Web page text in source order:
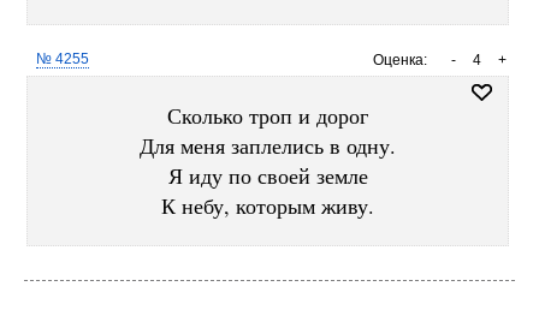
Оценка: +
4
-
№ 4255
Сколько троп и дорог
Для меня заплелись в одну.
Я иду по своей земле
К небу, которым живу.